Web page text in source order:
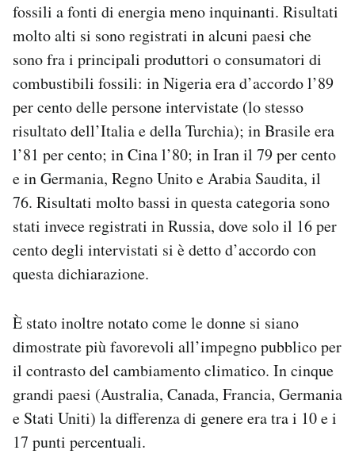
fossili a fonti di energia meno inquinanti. Risultati
molto alti si sono registrati in alcuni paesi che
sono fra i principali produttori o consumatori di
combustibili fossili: in Nigeria era d’accordo l’89
per cento delle persone intervistate (lo stesso
risultato dell’Italia e della Turchia); in Brasile era
l’81 per cento; in Cina l’80; in Iran il 79 per cento
e in Germania, Regno Unito e Arabia Saudita, il
76. Risultati molto bassi in questa categoria sono
stati invece registrati in Russia, dove solo il 16 per
cento degli intervistati si è detto d’accordo con
questa dichiarazione.
È stato inoltre notato come le donne si siano
dimostrate più favorevoli all’impegno pubblico per
il contrasto del cambiamento climatico. In cinque
grandi paesi (Australia, Canada, Francia, Germania
e Stati Uniti) la differenza di genere era tra i 10 e i
17 punti percentuali.